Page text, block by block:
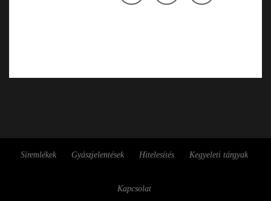
Síremlékek Gyászjelentések Hitelesítés Kegyeleti tárgyak
Kapcsolat